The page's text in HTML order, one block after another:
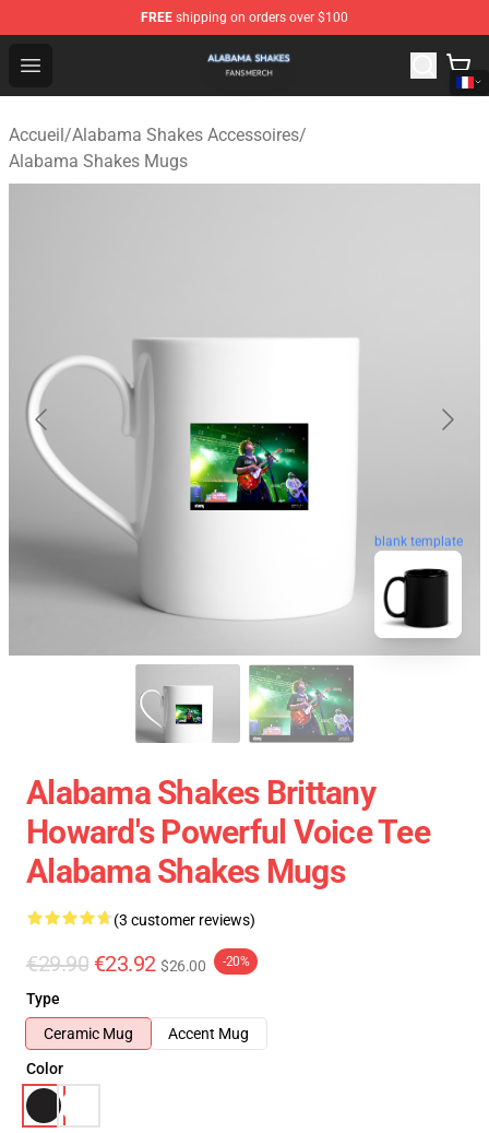
FREE shipping on orders over $100
Open menu
Alabama Shakes Shop - Official Alabama Shakes
Accueil/Alabama Shakes Accessoires/
Alabama Shakes Mugs
blank template
Alabama Shakes Brittany
Howard's Powerful Voice Tee
Alabama Shakes Mugs
(3 customer reviews)
€29.90 €23.92 $26.00 -20%
Type
Ceramic Mug
Accent Mug
Color